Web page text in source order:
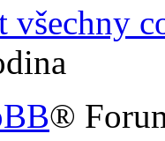
čerpadlo v
paliva
Bob55
Xsara N2
všechny
®